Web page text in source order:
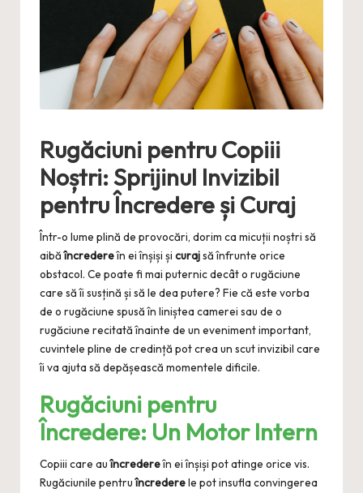
Rugăciuni pentru Copiii
Noștri: Sprijinul Invizibil
pentru Încredere și Curaj
Într-o lume plină de provocări, dorim ca micuții noștri să
aibăîncredereîn ei înșiși și curajsă înfrunte orice
obstacol. Ce poate fi mai puternic decât o rugăciune
care să îi susțină și să le dea putere? Fie că este vorba
de o rugăciune spusă în liniștea camerei sau de o
rugăciune recitată înainte de un eveniment important,
cuvintele pline de credință pot crea un scut invizibil care
îi va ajuta să depășească momentele dificile.
Rugăciuni pentru
Încredere: Un Motor Intern
Copiii care auîncredereîn ei înșiși pot atinge orice vis.
Rugăciunile pentruîncrederele pot insufla convingerea